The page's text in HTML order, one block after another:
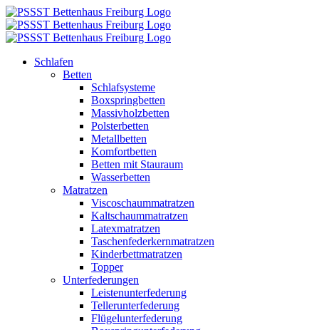
Zum
Inhalt
springen
Schlafen
Betten
Schlafsysteme
Boxspringbetten
Massivholzbetten
Polsterbetten
Metallbetten
Komfortbetten
Betten mit Stauraum
Wasserbetten
Matratzen
Viscoschaummatratzen
Kaltschaummatratzen
Latexmatratzen
Taschenfederkernmatratzen
Kinderbettmatratzen
Topper
Unterfederungen
Leistenunterfederung
Tellerunterfederung
Flügelunterfederung